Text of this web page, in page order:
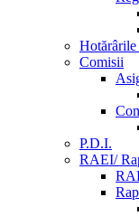
Comisii
P.D.I.
RAEI/